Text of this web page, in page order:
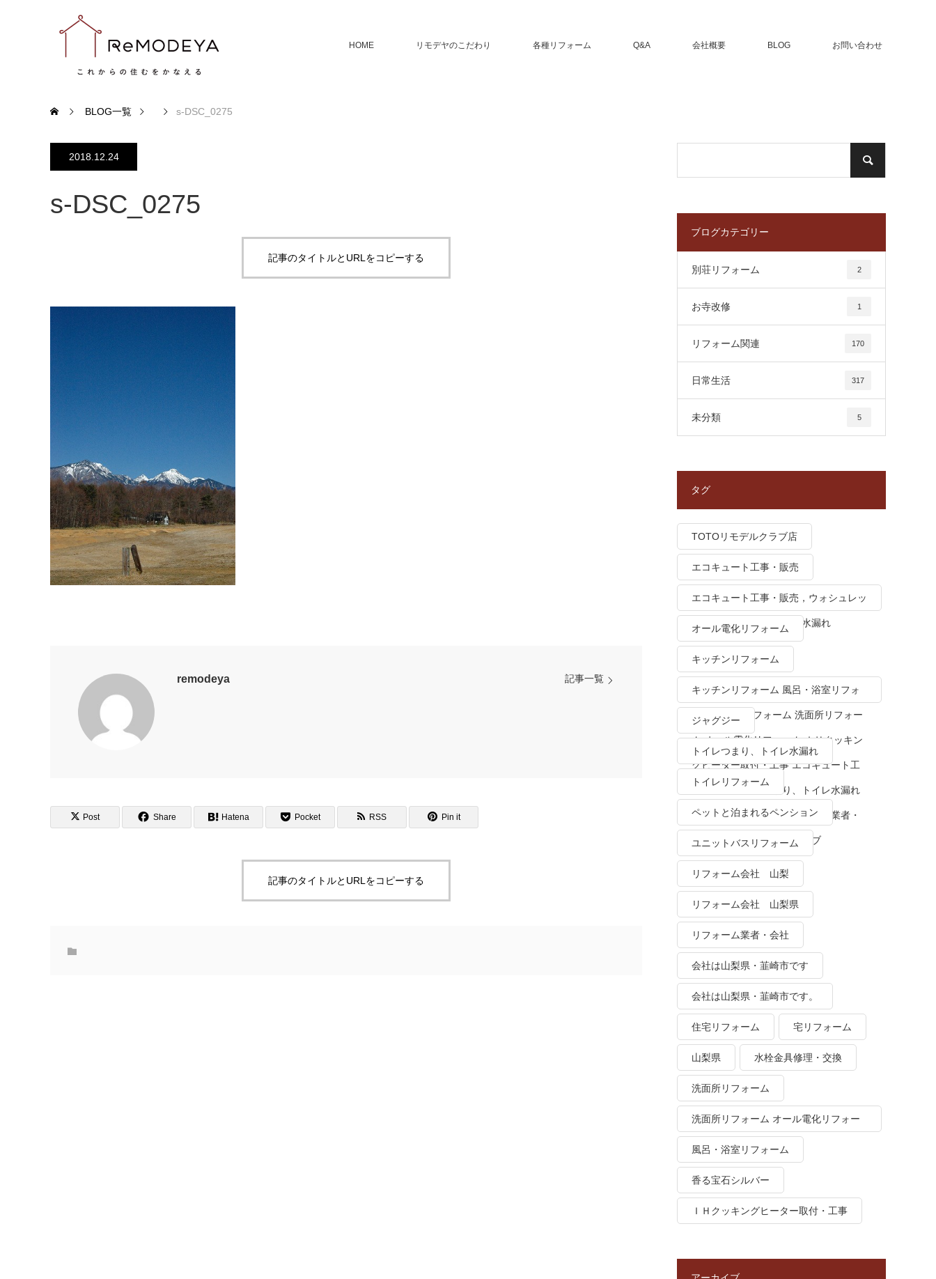
HOME リモデヤのこだわり 各種リフォーム Q&A 会社概要 BLOG お問い合わせ
BLOG一覧 s-DSC_0275
2018.12.24
s-DSC_0275
記事のタイトルとURLをコピーする
remodeya 記事一覧
Post Share Hatena Pocket RSS Pin it
記事のタイトルとURLをコピーする
ブログカテゴリー
別荘リフォーム 2
お寺改修 1
リフォーム関連 170
日常生活 317
未分類 5
タグ
TOTOリモデルクラブ店
エコキュート工事・販売
エコキュート工事・販売，ウォシュレッ
ト トイレつまり、トイレ水漏れ
オール電化リフォーム
キッチンリフォーム
キッチンリフォーム 風呂・浴室リフォ
ーム トイレリフォーム 洗面所リフォー
ム オール電化リフォーム ＩＨクッキン
グヒーター取付・工事 エコキュート工
事・販売 トイレつまり、トイレ水漏れ
水栓金具修理・交換 リフォーム業者・
会社 ＴＯＴＯリモデルクラブ
ジャグジー
トイレつまり、トイレ水漏れ
トイレリフォーム
ペットと泊まれるペンション
ユニットバスリフォーム
リフォーム会社 山梨
リフォーム会社 山梨県
リフォーム業者・会社
会社は山梨県・韮崎市です
会社は山梨県・韮崎市です。
住宅リフォーム 宅リフォーム
山梨県 水栓金具修理・交換
洗面所リフォーム
洗面所リフォーム オール電化リフォー
ム
風呂・浴室リフォーム
香る宝石シルバー
ＩＨクッキングヒーター取付・工事